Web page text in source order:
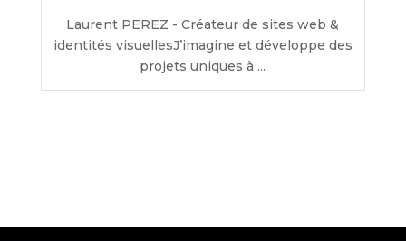
Laurent PEREZ - Créateur de sites web &
identités visuellesJ’imagine et développe des
projets uniques à ...